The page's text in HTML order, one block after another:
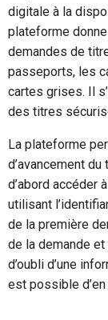
digitale à la
plateforme
demandes de
passeports, les
cartes grises. Il
des titres
La plateforme
d’avancement
d’abord accéder
utilisant
de la première
de la demande
d’oubli d’une
est possible